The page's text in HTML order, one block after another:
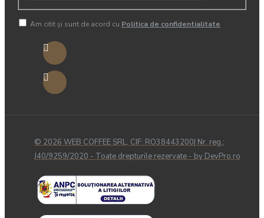
Am citit şi sunt de acord cu Politica de confidentialitate
© 2026 WEB COFFEE SRL, CIF: RO38443200| Nr. reg.:
J40/9259/2020 - Toate drepturile rezervate - by DevPro.ro